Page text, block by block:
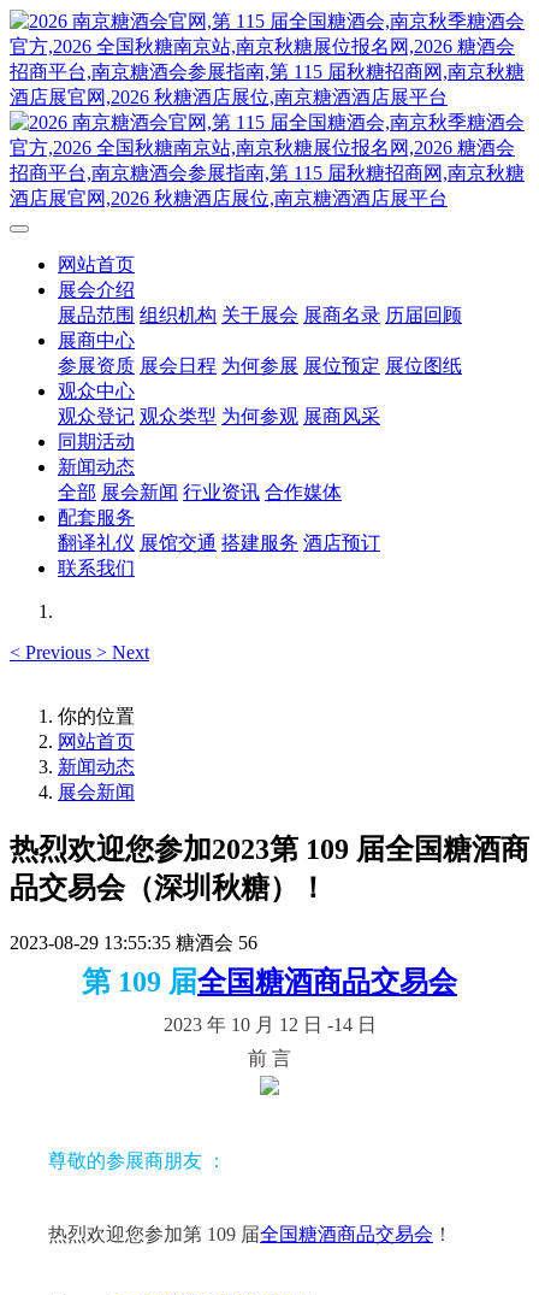
网站首页
展会介绍
展品范围 组织机构 关于展会 展商名录 历届回顾
展商中心
参展资质 展会日程 为何参展 展位预定 展位图纸
观众中心
观众登记 观众类型 为何参观 展商风采
同期活动
新闻动态
全部 展会新闻 行业资讯 合作媒体
配套服务
翻译礼仪 展馆交通 搭建服务 酒店预订
联系我们
< Previous > Next
你的位置
网站首页
新闻动态
展会新闻
热烈欢迎您参加2023第 109 届全国糖酒商
品交易会（深圳秋糖）！
2023-08-29 13:55:35 糖酒会 56
第 109 届全国糖酒商品交易会
2023 年 10 月 12 日 -14 日
前 言
尊敬的参展商朋友 ：
热烈欢迎您参加第 109 届全国糖酒商品交易会 ！